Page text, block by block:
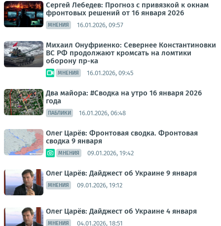
Сергей Лебедев: Прогноз с привязкой к окнам
фронтовых решений от 16 января 2026
МНЕНИЯ 16.01.2026, 09:57
Михаил Онуфриенко: Севернее Константиновки
ВС РФ продолжают кромсать на ломтики
оборону пр-ка
МНЕНИЯ 16.01.2026, 09:45
Два майора: #Сводка на утро 16 января 2026
года
ПАБЛИКИ 16.01.2026, 06:48
Олег Царёв: Фронтовая сводка. Фронтовая
сводка 9 января
МНЕНИЯ 09.01.2026, 19:42
Олег Царёв: Дайджест об Украине 9 января
МНЕНИЯ 09.01.2026, 19:12
Олег Царёв: Дайджест об Украине 4 января
МНЕНИЯ 04.01.2026, 18:51